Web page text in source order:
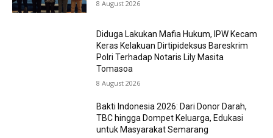
8 August 2026
Diduga Lakukan Mafia Hukum, IPW Kecam
Keras Kelakuan Dirtipideksus Bareskrim
Polri Terhadap Notaris Lily Masita
Tomasoa
8 August 2026
Bakti Indonesia 2026: Dari Donor Darah,
TBC hingga Dompet Keluarga, Edukasi
untuk Masyarakat Semarang